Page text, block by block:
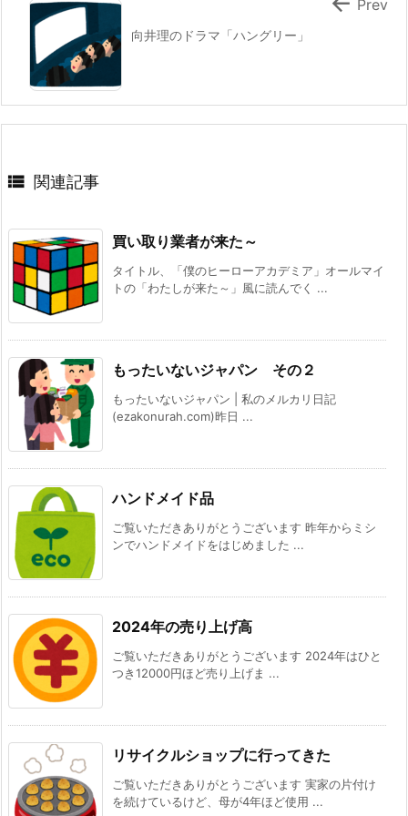
向井理のドラマ「ハングリー」
Prev
 関連記事
買い取り業者が来た～
タイトル、「僕のヒーローアカデミア」オールマイ
トの「わたしが来た～」風に読んでく ...
もったいないジャパン その２
もったいないジャパン | 私のメルカリ日記
(ezakonurah.com)昨日 ...
ハンドメイド品
ご覧いただきありがとうございます 昨年からミシ
ンでハンドメイドをはじめました ...
2024年の売り上げ高
ご覧いただきありがとうございます 2024年はひと
つき12000円ほど売り上げま ...
リサイクルショップに行ってきた
ご覧いただきありがとうございます 実家の片付け
を続けているけど、母が4年ほど使用 ...